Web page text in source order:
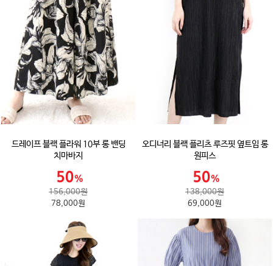
드레이프 블랙 플라워 10부 롱 밴딩
치마바지
156,000원
78,000원
오디너리 블랙 플리츠 루즈핏 옆트임 롱
원피스
138,000원
69,000원